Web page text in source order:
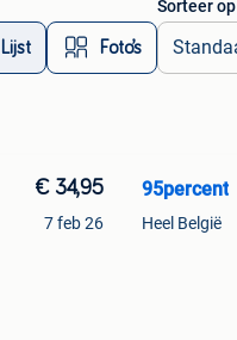
Lijst Foto’s
Sorteer op
€ 34,95
7 feb 26
95percent
Heel België